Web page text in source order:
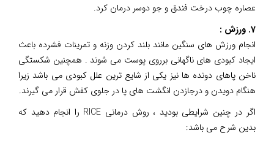
عصاره چوب درخت فندق و جو دوسر درمان کرد.
7. ورزش :
انجام ورزش های سنگین مانند بلند کردن وزنه و تمرینات فشرده باعث
ایجاد کبودی های ناگهانی برروی پوست می شوند . همچنین شکستگی
ناخن پاهای دونده ها نیز یکی از شایع ترین علل کبودی می باشد زیرا
هنگام دویدن و درجازدن انگشت های پا در جلوی کفش قرار می گیرند.
اگر در چنین شرایطی بودید ، روش درمانی RICE را انجام دهید که
بدین شرح می باشد: